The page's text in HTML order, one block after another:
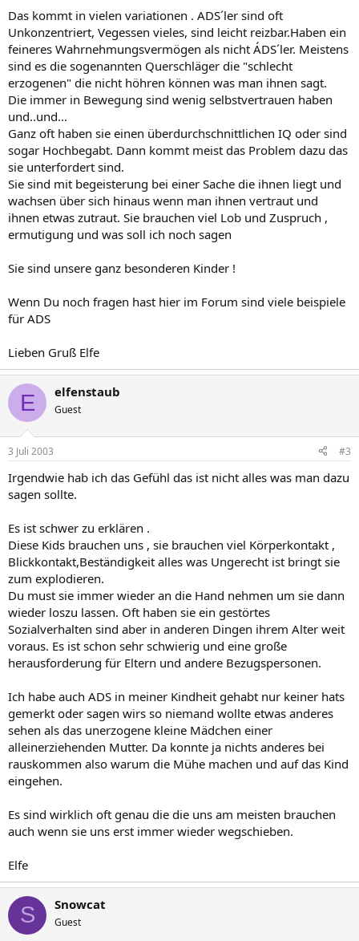
Das kommt in vielen variationen . ADS´ler sind oft
Unkonzentriert, Vegessen vieles, sind leicht reizbar.Haben ein
feineres Wahrnehmungsvermögen als nicht ÁDS´ler. Meistens
sind es die sogenannten Querschläger die "schlecht
erzogenen" die nicht höhren können was man ihnen sagt.
Die immer in Bewegung sind wenig selbstvertrauen haben
und..und...
Ganz oft haben sie einen überdurchschnittlichen IQ oder sind
sogar Hochbegabt. Dann kommt meist das Problem dazu das
sie unterfordert sind.
Sie sind mit begeisterung bei einer Sache die ihnen liegt und
wachsen über sich hinaus wenn man ihnen vertraut und
ihnen etwas zutraut. Sie brauchen viel Lob und Zuspruch ,
ermutigung und was soll ich noch sagen
Sie sind unsere ganz besonderen Kinder !
Wenn Du noch fragen hast hier im Forum sind viele beispiele
für ADS
Lieben Gruß Elfe
E elfenstaub
Guest
3 Juli 2003 #3
Irgendwie hab ich das Gefühl das ist nicht alles was man dazu
sagen sollte.
Es ist schwer zu erklären .
Diese Kids brauchen uns , sie brauchen viel Körperkontakt ,
Blickkontakt,Beständigkeit alles was Ungerecht ist bringt sie
zum explodieren.
Du must sie immer wieder an die Hand nehmen um sie dann
wieder loszu lassen. Oft haben sie ein gestörtes
Sozialverhalten sind aber in anderen Dingen ihrem Alter weit
voraus. Es ist schon sehr schwierig und eine große
herausforderung für Eltern und andere Bezugspersonen.
Ich habe auch ADS in meiner Kindheit gehabt nur keiner hats
gemerkt oder sagen wirs so niemand wollte etwas anderes
sehen als das unerzogene kleine Mädchen einer
alleinerziehenden Mutter. Da konnte ja nichts anderes bei
rauskommen also warum die Mühe machen und auf das Kind
eingehen.
Es sind wirklich oft genau die die uns am meisten brauchen
auch wenn sie uns erst immer wieder wegschieben.
Elfe
S Snowcat
Guest